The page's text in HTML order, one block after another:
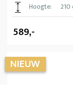
Hoogte:
210
589,-